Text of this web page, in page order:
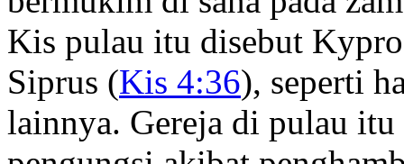
Kis pulau itu disebut
Siprus (Kis 4:36), seperti
lainnya. Gereja di pulau